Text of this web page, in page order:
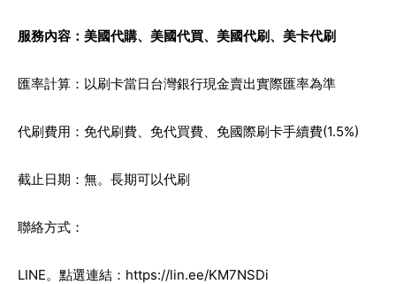
服務內容： 美國代購、 美國代買、 美國代刷、 美卡代刷
匯率計算：以刷卡當日台灣銀行現金賣出實際匯率為準
代刷費用：免代刷費、免代買費、免國際刷卡手續費(1.5%)
截止日期：無。長期可以代刷
聯絡方式：
LINE。點選連結： https://lin.ee/KM7NSDi